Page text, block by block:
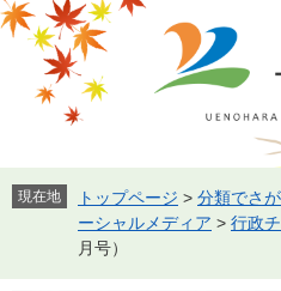
ペ
ー
す。
メ
ニ
し
て
現在地 トップページ > 分類でさ
ーシャルメディア > 行政
月号）